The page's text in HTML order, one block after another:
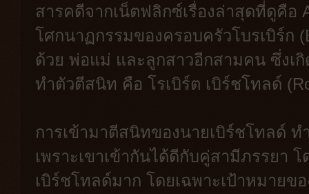
สารคดีจากเน็ตฟลิกซ์เรื่องล่าสุดที่ดูคือ
โศกนาฏกรรมของครอบครัวโบรเบิร์ก
ด้วย พ่อแม่ และลูกสาวอีกสามคน ซึ่งเ
ทำตัวตีสนิท คือ โรเบิร์ต เบิร์ชโทลด์
การเข้ามาตีสนิทของนายเบิร์ชโทลด์ ท
เพราะเขาเข้ากันได้ดีกับคู่สามีภรรยา
เบิร์ชโทลด์มาก โดยเฉพาะเป้าหมายข